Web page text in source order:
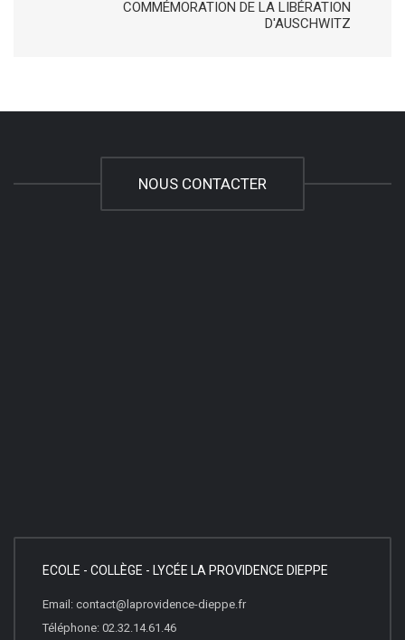
COMMÉMORATION DE LA LIBÉRATION
D'AUSCHWITZ
NOUS CONTACTER
ECOLE - COLLÈGE - LYCÉE LA PROVIDENCE DIEPPE
Email: contact@laprovidence-dieppe.fr
Téléphone: 02.32.14.61.46